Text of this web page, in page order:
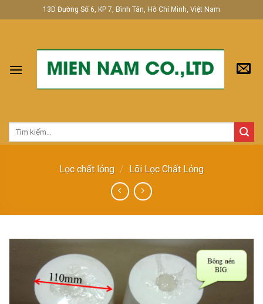
to
13D Đường Số 6, KP 7, Bình Tân, Hồ Chí Minh, Việt Nam
Tìm
Lọc chất lỏng / Lõi Lọc Chất Lỏng